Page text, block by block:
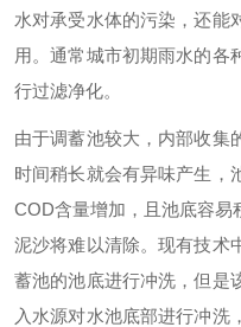
水对承受水体的污染，还能
用。通常城市初期雨水的各
行过滤净化。
由于调蓄池较大，内部收集
时间稍长就会有异味产生，
COD含量增加，且池底容易
泥沙将难以清除。现有技术
蓄池的池底进行冲洗，但是
入水源对水池底部进行冲洗